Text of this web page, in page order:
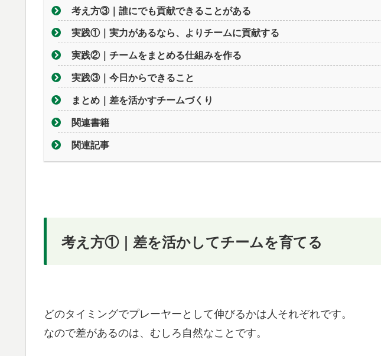
考え方③｜誰にでも貢献できることがある
実践①｜実力があるなら、よりチームに貢献する
実践②｜チームをまとめる仕組みを作る
実践③｜今日からできること
まとめ｜差を活かすチームづくり
関連書籍
関連記事
考え方①｜差を活かしてチームを育てる
どのタイミングでプレーヤーとして伸びるかは人それぞれです。
なので差があるのは、むしろ自然なことです。